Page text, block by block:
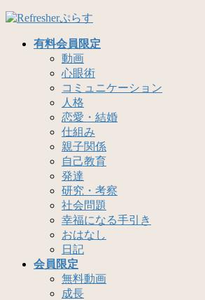
コ
ナ
有料会員限定
動画
心眼術
コミュニケーション
人格
恋愛・結婚
仕組み
親子関係
自己教育
発達
研究・考察
社会問題
幸福になる手引き
おはなし
日記
会員限定
無料動画
成長